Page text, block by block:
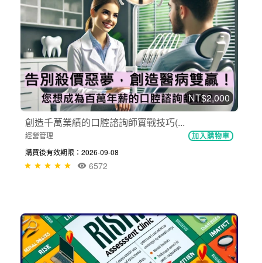
NT$2,000
創造千萬業績的口腔諮詢師實戰技巧(...
經營管理 加入購物車
購買後有效期限：2026-09-08
6572